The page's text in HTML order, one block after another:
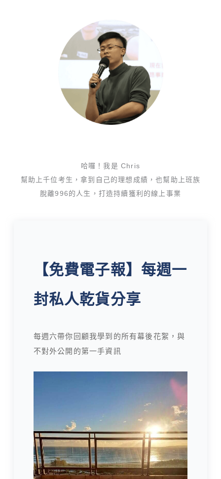
哈囉！我是 Chris
幫助上千位考生，拿到自己的理想成績，也幫助上班族
脫離996的人生，打造持續獲利的線上事業
【免費電子報】每週一
封私人乾貨分享
每週六帶你回顧我學到的所有幕後花絮，與
不對外公開的第一手資訊